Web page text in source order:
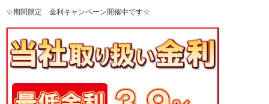
☆期間限定 金利キャンペーン開催中です☆